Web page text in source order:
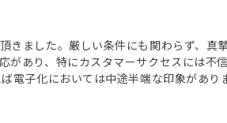
きました。厳しい条件にも関わらず、真
があり、特にカスタマーサクセスには不
電子化においては中途半端な印象があり